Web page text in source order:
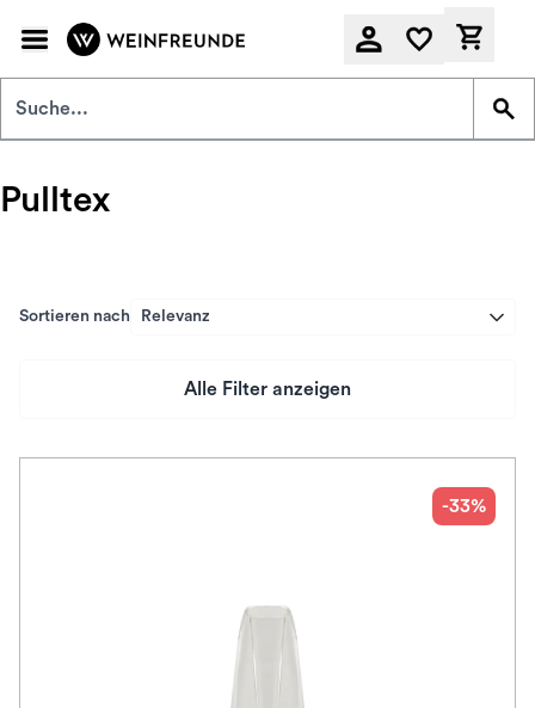
Pulltex
Sortieren nach Relevanz
Alle Filter anzeigen
-33%